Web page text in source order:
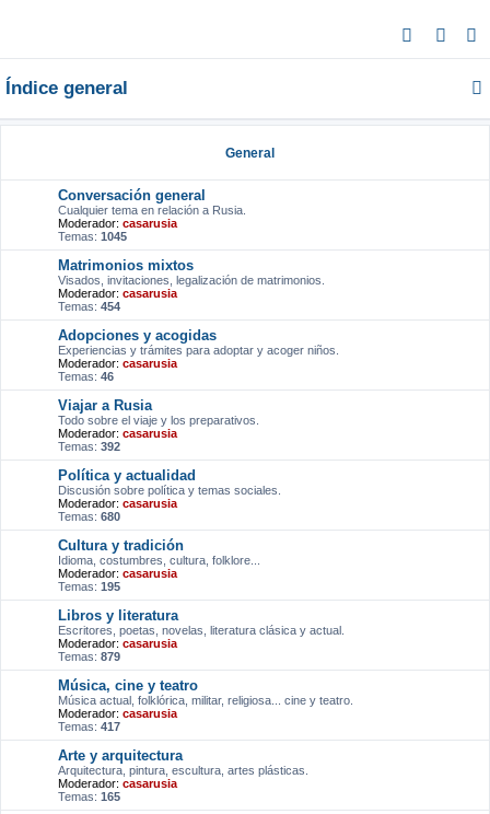
u
Índice general
General
Conversación general
Cualquier tema en relación a Rusia.
Moderador: casarusia
Temas: 1045
Matrimonios mixtos
Visados, invitaciones, legalización de matrimonios.
Moderador: casarusia
Temas: 454
Adopciones y acogidas
Experiencias y trámites para adoptar y acoger niños.
Moderador: casarusia
Temas: 46
Viajar a Rusia
Todo sobre el viaje y los preparativos.
Moderador: casarusia
Temas: 392
Política y actualidad
Discusión sobre política y temas sociales.
Moderador: casarusia
Temas: 680
Cultura y tradición
Idioma, costumbres, cultura, folklore...
Moderador: casarusia
Temas: 195
Libros y literatura
Escritores, poetas, novelas, literatura clásica y actual.
Moderador: casarusia
Temas: 879
Música, cine y teatro
Música actual, folklórica, militar, religiosa... cine y teatro.
Moderador: casarusia
Temas: 417
Arte y arquitectura
Arquitectura, pintura, escultura, artes plásticas.
Moderador: casarusia
Temas: 165